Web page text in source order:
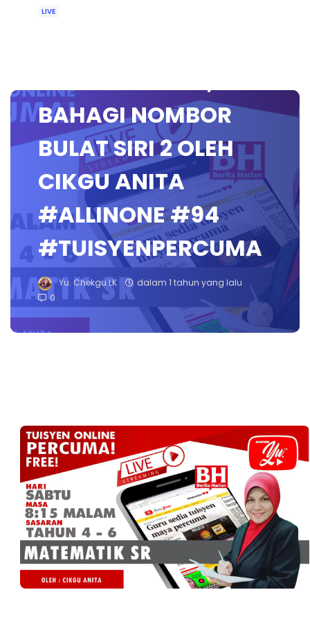
LIVE
MATEMATIK SR,
BAHAGI NOMBOR
BULAT SIRI 2 OLEH
CIKGU ANITA
#ALLINONE #94
#TUISYENPERCUMA
Yu. Chekgu LK
dalam 1 tahun yang lalu
0